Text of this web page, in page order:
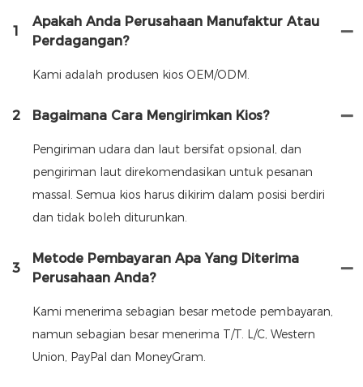
1
Apakah Anda Perusahaan Manufaktur Atau
Perdagangan?
Kami adalah produsen kios OEM/ODM.
2 Bagaimana Cara Mengirimkan Kios?
Pengiriman udara dan laut bersifat opsional, dan
pengiriman laut direkomendasikan untuk pesanan
massal. Semua kios harus dikirim dalam posisi berdiri
dan tidak boleh diturunkan.
3
Metode Pembayaran Apa Yang Diterima
Perusahaan Anda?
Kami menerima sebagian besar metode pembayaran,
namun sebagian besar menerima T/T. L/C, Western
Union, PayPal dan MoneyGram.